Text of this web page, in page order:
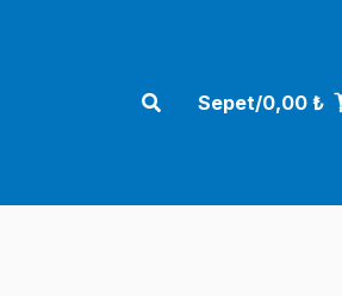
AramaSepet/0,00 ₺